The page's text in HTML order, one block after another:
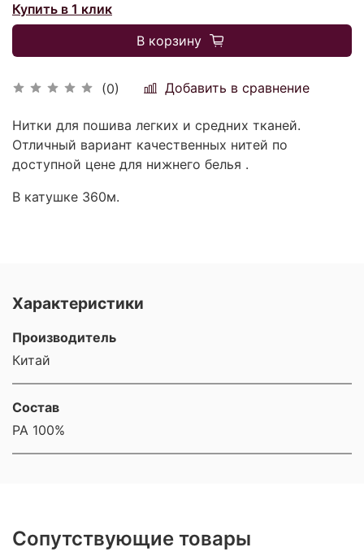
(0) Добавить в сравнение
Купить в 1 клик
В корзину
Нитки для пошива легких и средних тканей.
Отличный вариант качественных нитей по
доступной цене для нижнего белья .
В катушке 360м.
Характеристики
Производитель
Китай
Состав
PA 100%
Сопутствующие товары